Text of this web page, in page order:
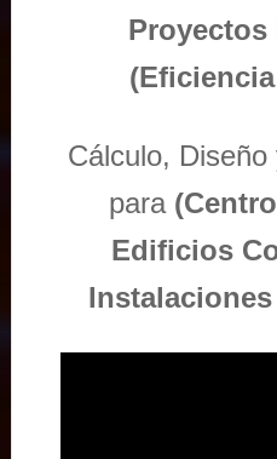
Cálculo,
para
Edificios